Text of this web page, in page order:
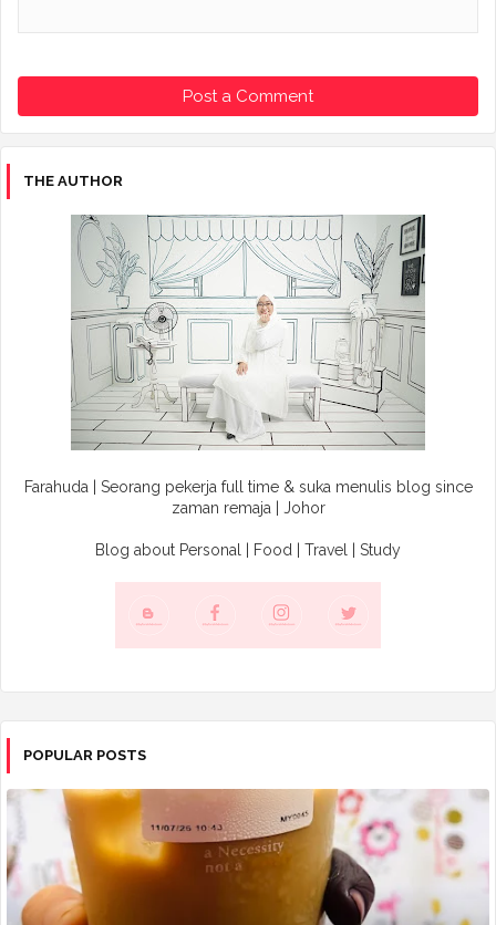
Post a Comment
THE AUTHOR
Farahuda | Seorang pekerja full time & suka menulis blog since
zaman remaja | Johor
Blog about Personal | Food | Travel | Study
POPULAR POSTS